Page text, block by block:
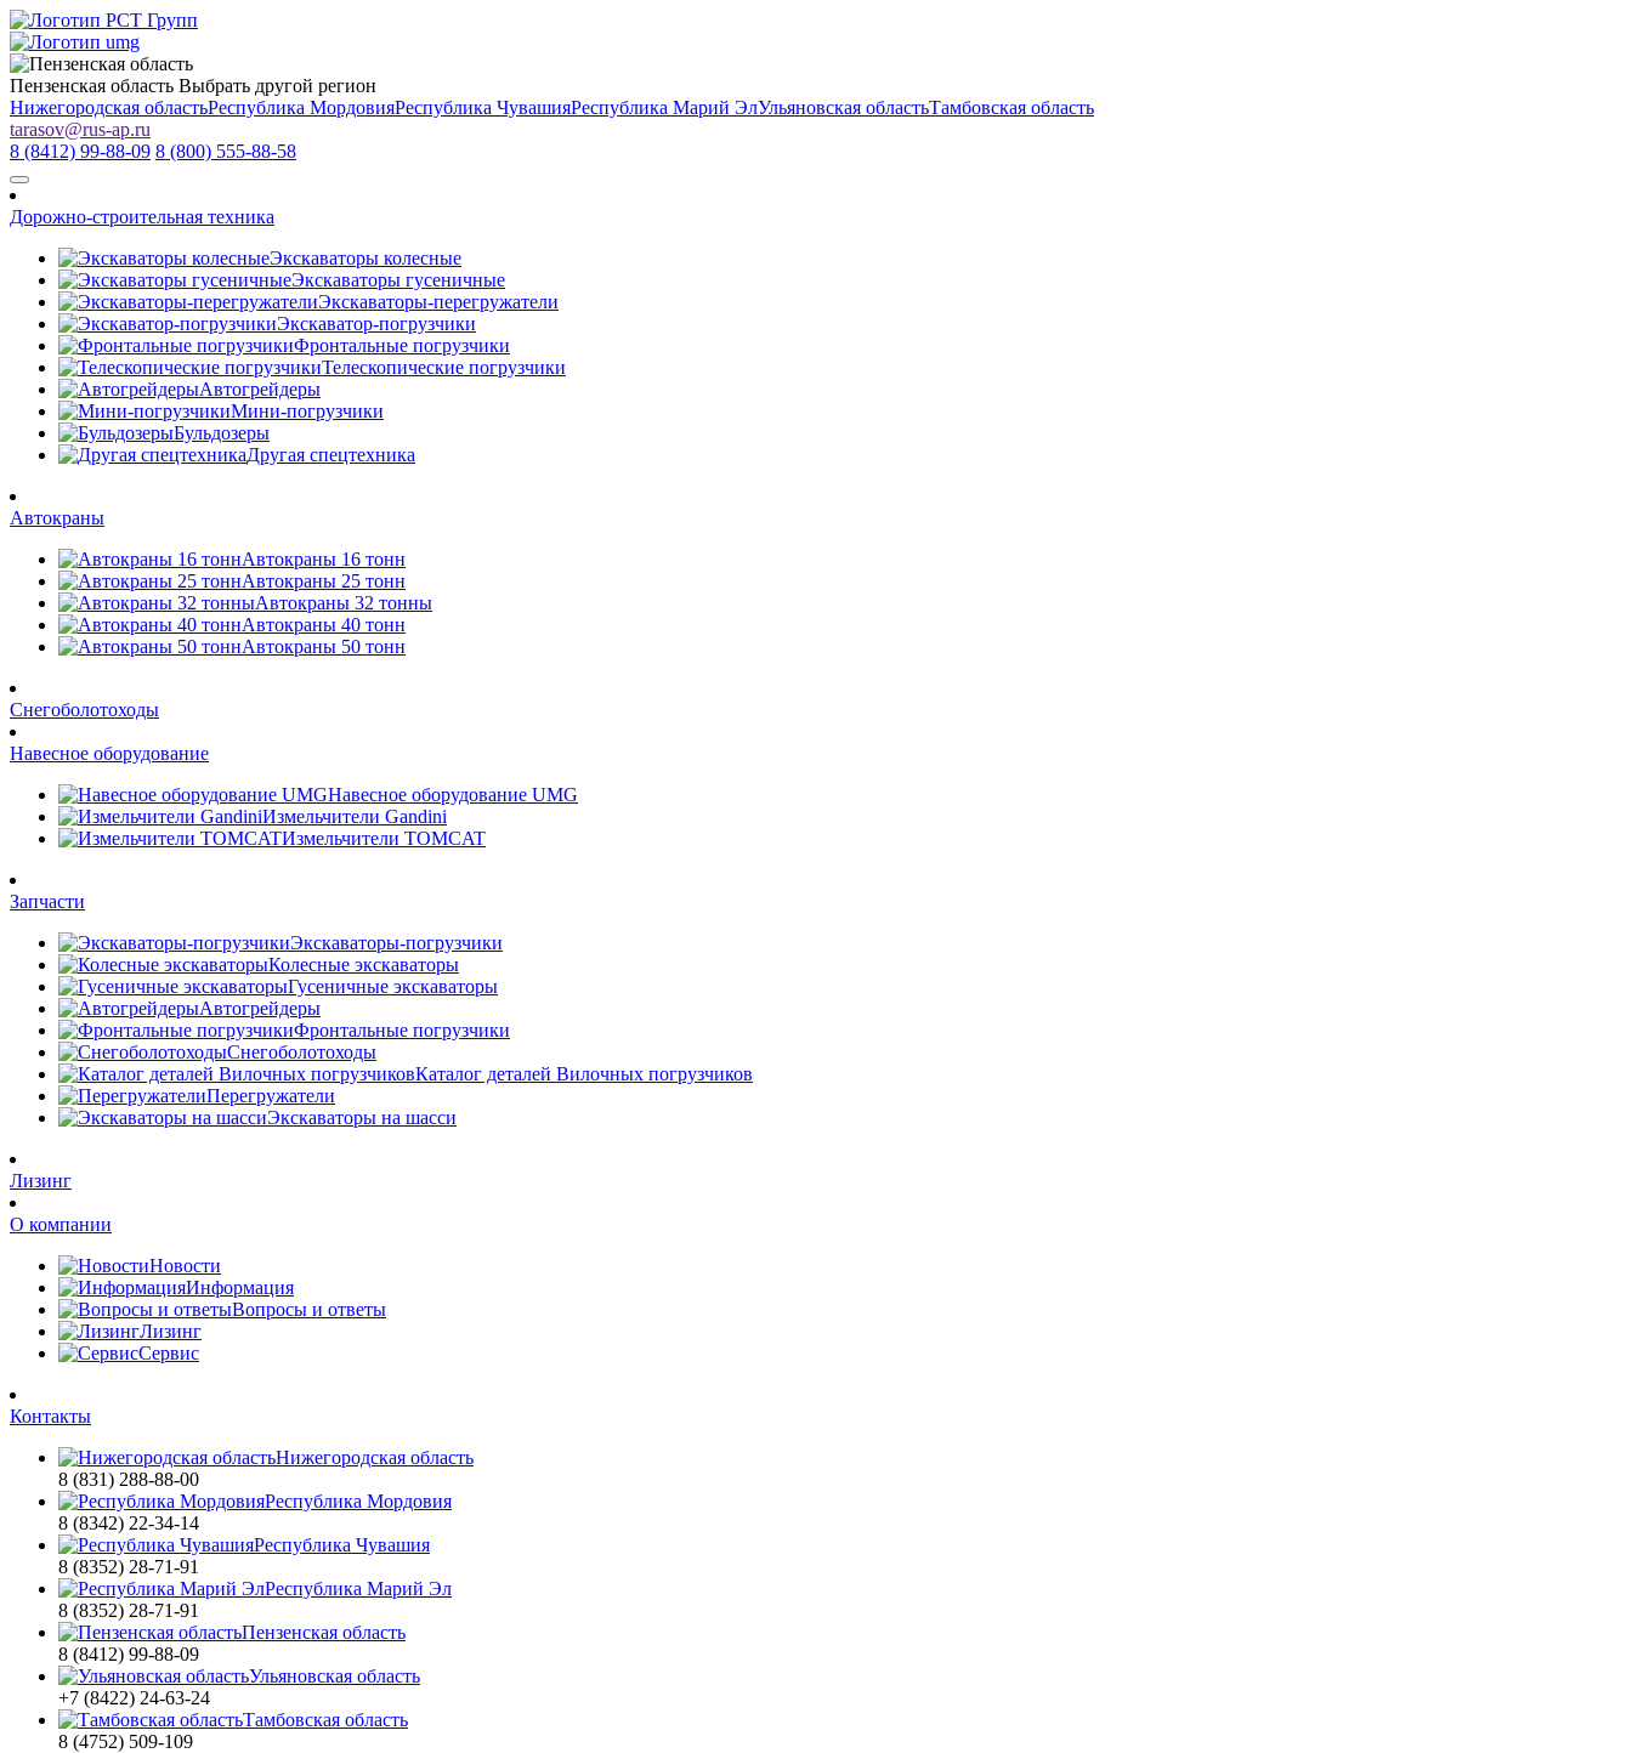
Пензенская область Выбрать другой регион
Нижегородская областьРеспублика МордовияРеспублика ЧувашияРеспублика Марий ЭлУльяновская областьТамбовская область
tarasov@rus-ap.ru
8 (8412) 99-88-09 8 (800) 555-88-58
Дорожно-строительная техника
Экскаваторы колесные
Экскаваторы гусеничные
Экскаваторы-перегружатели
Экскаватор-погрузчики
Фронтальные погрузчики
Телескопические погрузчики
Автогрейдеры
Мини-погрузчики
Бульдозеры
Другая спецтехника
Автокраны
Автокраны 16 тонн
Автокраны 25 тонн
Автокраны 32 тонны
Автокраны 40 тонн
Автокраны 50 тонн
Снегоболотоходы
Навесное оборудование
Навесное оборудование UMG
Измельчители Gandini
Измельчители TOMCAT
Запчасти
Экскаваторы-погрузчики
Колесные экскаваторы
Гусеничные экскаваторы
Автогрейдеры
Фронтальные погрузчики
Снегоболотоходы
Каталог деталей Вилочных погрузчиков
Перегружатели
Экскаваторы на шасси
Лизинг
О компании
Новости
Информация
Вопросы и ответы
Лизинг
Сервис
Контакты
Нижегородская область
8 (831) 288-88-00
Республика Мордовия
8 (8342) 22-34-14
Республика Чувашия
8 (8352) 28-71-91
Республика Марий Эл
8 (8352) 28-71-91
Пензенская область
8 (8412) 99-88-09
Ульяновская область
+7 (8422) 24-63-24
Тамбовская область
8 (4752) 509-109